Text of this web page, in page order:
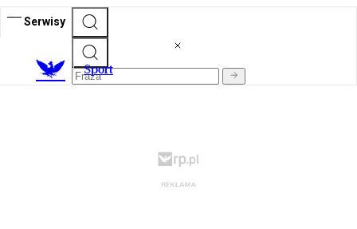
Serwisy
Sport